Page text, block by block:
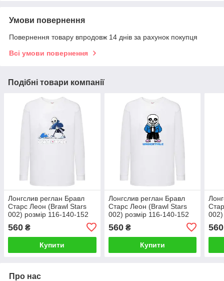
Умови повернення
Повернення товару впродовж 14 днів за рахунок покупця
Всі умови повернення
Подібні товари компанії
Лонгслив реглан Бравл
Старс Леон (Brawl Stars
002) розмір 116-140-152
560 ₴
Купити
Лонгслив реглан Бравл
Старс Леон (Brawl Stars
002) розмір 116-140-152
560₴
Купити
560
Про нас